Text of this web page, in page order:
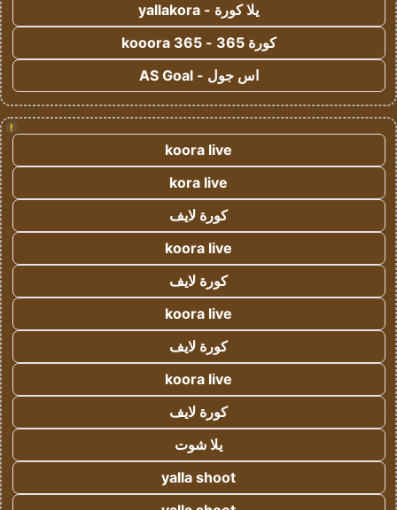
يلا كورة - yallakora
كورة 365 - kooora 365
اس جول - AS Goal
!
koora live
kora live
كورة لايف
koora live
كورة لايف
koora live
كورة لايف
koora live
كورة لايف
يلا شوت
yalla shoot